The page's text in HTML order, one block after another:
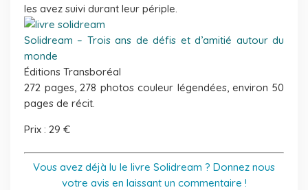
les avez suivi durant leur périple.
Solidream – Trois ans de défis et d’amitié autour du
monde
Éditions Transboréal
272 pages, 278 photos couleur légendées, environ 50
pages de récit.
Prix : 29 €
Vous avez déjà lu le livre Solidream ? Donnez nous
votre avis en laissant un commentaire !